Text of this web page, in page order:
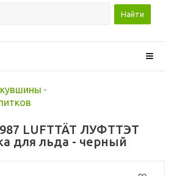
Найти
-
LUFTTÄT ЛУФТТЭТ
для льда - черный